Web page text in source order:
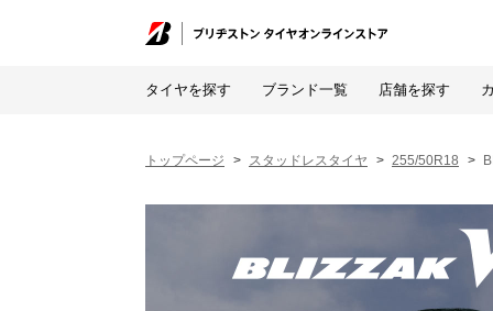
タイヤを探す ブランド一覧 店舗を探す
トップページ スタッドレスタイヤ 255/50R18